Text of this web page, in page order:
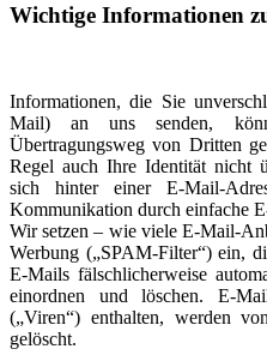
Wichtige Informationen
Informationen, die Sie
Mail) an uns senden,
Übertragungsweg von Dritten
Regel auch Ihre Identität nicht
sich hinter einer E-Mail-
Kommunikation durch einfache
Wir setzen – wie viele E-Mail-
Werbung („SPAM-Filter“) ein,
E-Mails fälschlicherweise
einordnen und löschen. E-
(„Viren“) enthalten, werden
gelöscht.